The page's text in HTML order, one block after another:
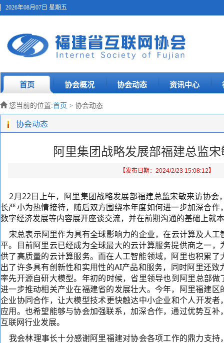
2026年08月07日 星期五
首页 协会概况 协会动态 资讯中心
您当前的位置:首页 > 协会动态
协会动态
阿里集团战略发展部福建总监
【发布日期：2024/2/23 15:08:12】
2月22日上午，阿里集团战略发展部福建总监宋敏来访协会
长严小为热情接待，随后双方围绕本年度如何进一步加深合
数字经济发展等内容展开座谈交流，并在前期沟通的基础上就
宋总表示阿里作为具有全球影响力的企业，在云计算及人工
平。目前阿里云已经成为全球最大的云计算服务提供商之一
供了高质量的云计算服务。而在人工智能领域，阿里也积累
出了许多具有创新性和实用性的AI产品和服务，同时阿里还
率先开源自研大模型。年初的时候，省里领导也到阿里总部
进一步推动相关产业在福建省的发展壮大。今年，阿里福建
企业协同合作，让大模型技术更快触达中小企业和个人开发
应用。也希望能够与协会加强联系，加深合作，通过优势互
互联网行业发展。
我会林理事长十分感谢阿里福建对协会各项工作的鼎力支持